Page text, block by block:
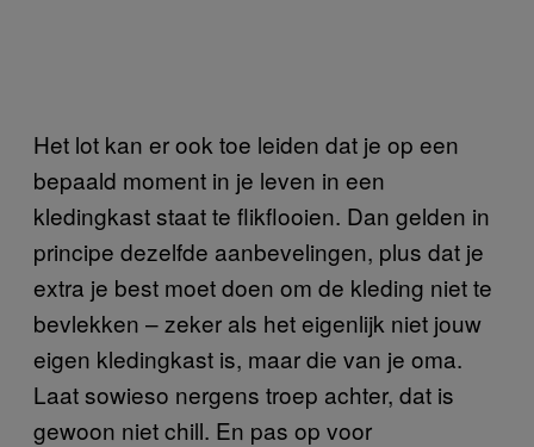
Het lot kan er ook toe leiden dat je op een
bepaald moment in je leven in een
kledingkast staat te flikflooien. Dan gelden in
principe dezelfde aanbevelingen, plus dat je
extra je best moet doen om de kleding niet te
bevlekken – zeker als het eigenlijk niet jouw
eigen kledingkast is, maar die van je oma.
Laat sowieso nergens troep achter, dat is
gewoon niet chill. En pas op voor